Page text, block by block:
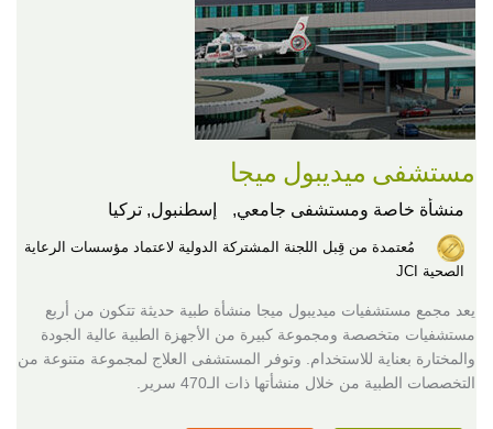
مستشفى ميديبول ميجا
منشأة خاصة ومستشفى جامعي, إسطنبول, تركيا
مُعتمدة من قِبل اللجنة المشتركة الدولية لاعتماد مؤسسات الرعاية
الصحية JCI
يعد مجمع مستشفيات ميديبول ميجا منشأة طبية حديثة تتكون من أربع
مستشفيات متخصصة ومجموعة كبيرة من الأجهزة الطبية عالية الجودة
والمختارة بعناية للاستخدام. وتوفر المستشفى العلاج لمجموعة متنوعة من
التخصصات الطبية من خلال منشأتها ذات الـ470 سرير.